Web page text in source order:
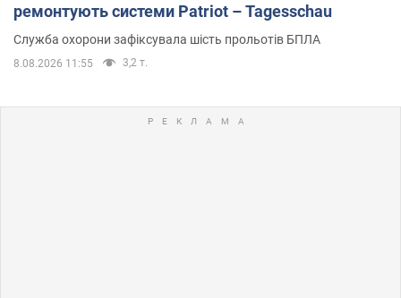
ремонтують системи Patriot – Tagesschau
Служба охорони зафіксувала шість прольотів БПЛА
8.08.2026 11:55 3,2 т.